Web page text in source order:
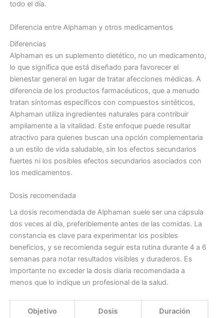
todo el día.
Diferencia entre Alphaman y otros medicamentos
Diferencias
Alphaman es un suplemento dietético, no un medicamento,
lo que significa que está diseñado para favorecer el
bienestar general en lugar de tratar afecciones médicas. A
diferencia de los productos farmacéuticos, que a menudo
tratan síntomas específicos con compuestos sintéticos,
Alphaman utiliza ingredientes naturales para contribuir
ampliamente a la vitalidad. Este enfoque puede resultar
atractivo para quienes buscan una opción complementaria
a un estilo de vida saludable, sin los efectos secundarios
fuertes ni los posibles efectos secundarios asociados con
los medicamentos.
Dosis recomendada
La dosis recomendada de Alphaman suele ser una cápsula
dos veces al día, preferiblemente antes de las comidas. La
constancia es clave para experimentar los posibles
beneficios, y se recomienda seguir esta rutina durante 4 a 6
semanas para notar resultados visibles y duraderos. Es
importante no exceder la dosis diaria recomendada a
menos que lo indique un profesional de la salud.
Objetivo Dosis Duración